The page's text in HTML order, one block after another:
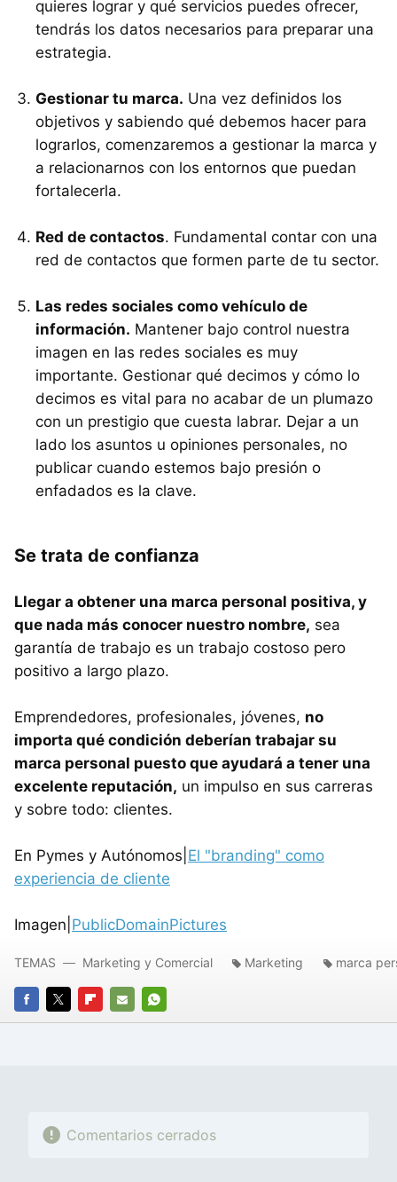
quieres lograr y qué servicios puedes ofrecer,
tendrás los datos necesarios para preparar una
estrategia.
Gestionar tu marca. Una vez definidos los
objetivos y sabiendo qué debemos hacer para
lograrlos, comenzaremos a gestionar la marca y
a relacionarnos con los entornos que puedan
fortalecerla.
Red de contactos. Fundamental contar con una
red de contactos que formen parte de tu sector.
Las redes sociales como vehículo de
información. Mantener bajo control nuestra
imagen en las redes sociales es muy
importante. Gestionar qué decimos y cómo lo
decimos es vital para no acabar de un plumazo
con un prestigio que cuesta labrar. Dejar a un
lado los asuntos u opiniones personales, no
publicar cuando estemos bajo presión o
enfadados es la clave.
Se trata de confianza
Llegar a obtener una marca personal positiva, y
que nada más conocer nuestro nombre, sea
garantía de trabajo es un trabajo costoso pero
positivo a largo plazo.
Emprendedores, profesionales, jóvenes, no
importa qué condición deberían trabajar su
marca personal puesto que ayudará a tener una
excelente reputación, un impulso en sus carreras
y sobre todo: clientes.
En Pymes y Autónomos| El "branding" como
experiencia de cliente
Imagen| PublicDomainPictures
FACEBOOK
TWITTERFLIPBOARD
E-
WHATSAPP
TEMAS Marketing y Comercial Marketing marca
Comentarios cerrados